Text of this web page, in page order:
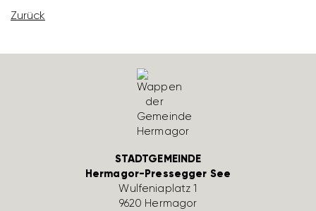
Zurück
STADTGEMEINDE
Hermagor-Pressegger See
Wulfe­nia­platz 1
9620 Hermagor